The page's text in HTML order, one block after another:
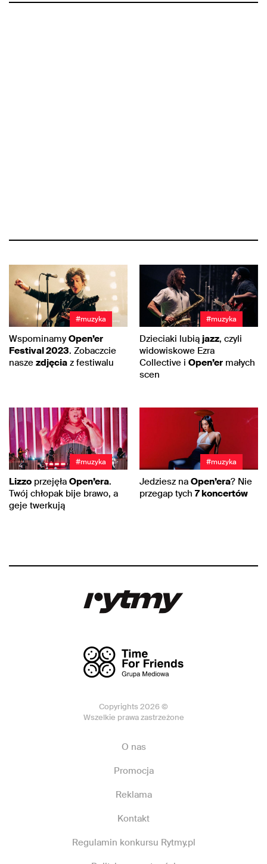
#muzyka
Wspominamy Open’er
Festival 2023. Zobaczcie
nasze zdjęcia z festiwalu
#muzyka
Dzieciaki lubią jazz, czyli
widowiskowe Ezra
Collective i Open’er małych
scen
#muzyka
Lizzo przejęła Open’era.
Twój chłopak bije brawo, a
geje twerkują
#muzyka
Jedziesz na Open’era? Nie
przegap tych 7 koncertów
Copyrights 2026 ©
Wszelkie prawa zastrzeżone
O nas
Promocja
Reklama
Kontakt
Regulamin konkursu Rytmy.pl